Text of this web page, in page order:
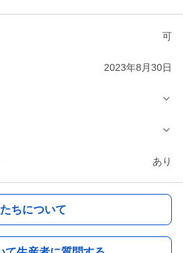
可
2023年8月30日
あり
ちについて